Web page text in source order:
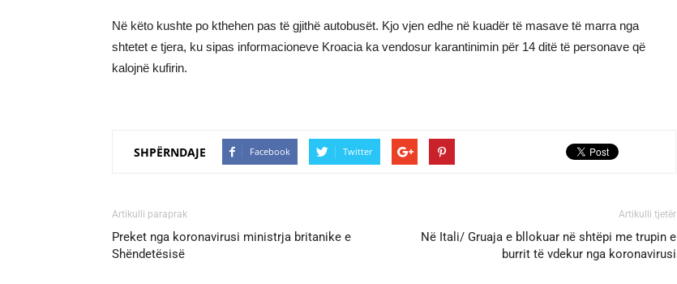
Në këto kushte po kthehen pas të gjithë autobusët. Kjo vjen edhe në kuadër të masave të marra nga
shtetet e tjera, ku sipas informacioneve Kroacia ka vendosur karantinimin për 14 ditë të personave që
kalojnë kufirin.
SHPËRNDAJE Facebook Twitter
Artikulli paraprak
Preket nga koronavirusi ministrja britanike e
Shëndetësisë
Artikulli tjetër
Në Itali/ Gruaja e bllokuar në shtëpi me trupin e
burrit të vdekur nga koronavirusi